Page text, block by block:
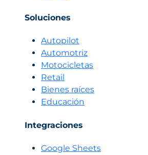
Soluciones
Autopilot
Automotriz
Motocicletas
Retail
Bienes raíces
Educación
Integraciones
Google Sheets